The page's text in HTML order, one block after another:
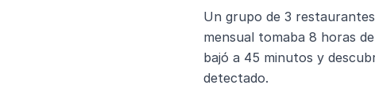
Un grupo de 3
mensual tomaba 8 horas
bajó a 45 minutos y
detectado.